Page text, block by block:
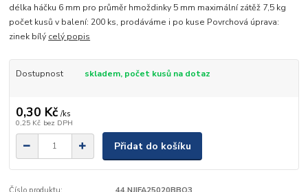
délka háčku 6 mm pro průměr hmoždinky 5 mm maximální zátěž 7,5 kg
počet kusů v balení: 200 ks, prodáváme i po kuse Povrchová úprava:
zinek bílý celý popis
Dostupnost skladem, počet kusů na dotaz
0,30 Kč /ks
0,25 Kč bez DPH
Přidat do košíku